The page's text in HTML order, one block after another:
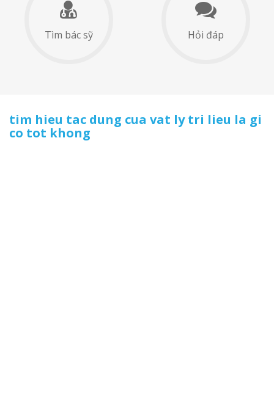
Tìm bác sỹ Hỏi đáp
tim hieu tac dung cua vat ly tri lieu la gi
co tot khong